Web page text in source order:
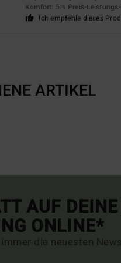
Komfort: 5/5 Preis-
Ich empfehle dieses
ARTIKEL
AUF
ONLINE*
die neuesten